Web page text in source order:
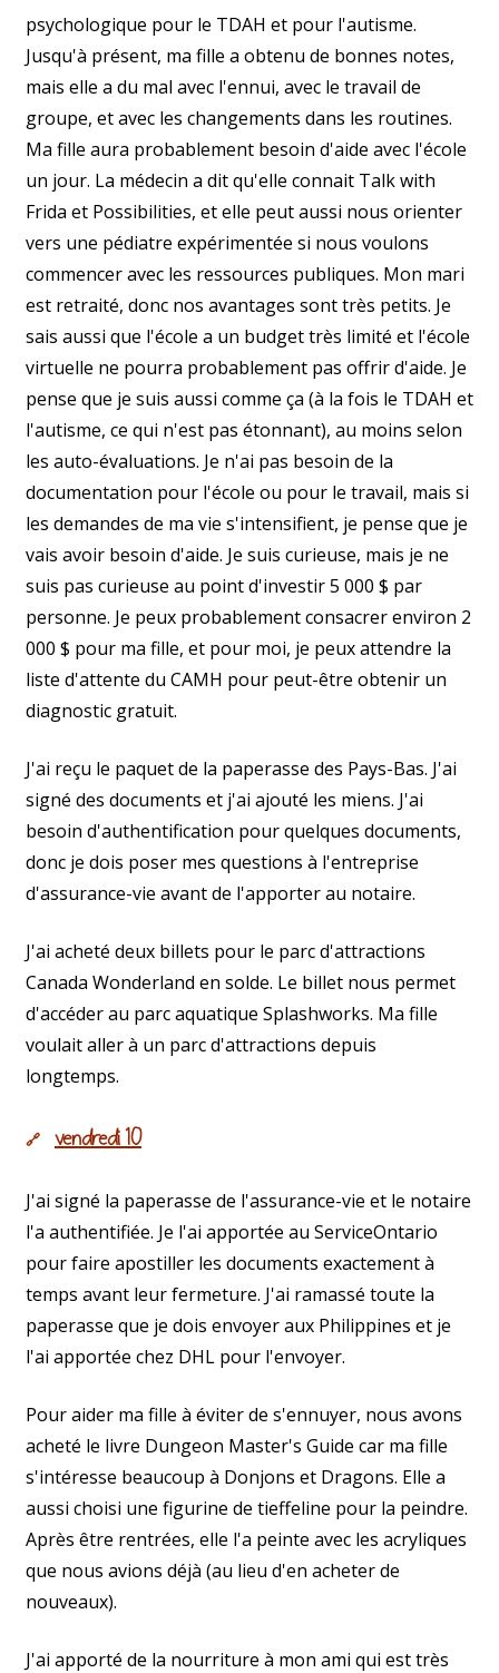
psychologique pour le TDAH et pour l'autisme.
Jusqu'à présent, ma fille a obtenu de bonnes notes,
mais elle a du mal avec l'ennui, avec le travail de
groupe, et avec les changements dans les routines.
Ma fille aura probablement besoin d'aide avec l'école
un jour. La médecin a dit qu'elle connait Talk with
Frida et Possibilities, et elle peut aussi nous orienter
vers une pédiatre expérimentée si nous voulons
commencer avec les ressources publiques. Mon mari
est retraité, donc nos avantages sont très petits. Je
sais aussi que l'école a un budget très limité et l'école
virtuelle ne pourra probablement pas offrir d'aide. Je
pense que je suis aussi comme ça (à la fois le TDAH et
l'autisme, ce qui n'est pas étonnant), au moins selon
les auto-évaluations. Je n'ai pas besoin de la
documentation pour l'école ou pour le travail, mais si
les demandes de ma vie s'intensifient, je pense que je
vais avoir besoin d'aide. Je suis curieuse, mais je ne
suis pas curieuse au point d'investir 5 000 $ par
personne. Je peux probablement consacrer environ 2
000 $ pour ma fille, et pour moi, je peux attendre la
liste d'attente du CAMH pour peut-être obtenir un
diagnostic gratuit.
J'ai reçu le paquet de la paperasse des Pays-Bas. J'ai
signé des documents et j'ai ajouté les miens. J'ai
besoin d'authentification pour quelques documents,
donc je dois poser mes questions à l'entreprise
d'assurance-vie avant de l'apporter au notaire.
J'ai acheté deux billets pour le parc d'attractions
Canada Wonderland en solde. Le billet nous permet
d'accéder au parc aquatique Splashworks. Ma fille
voulait aller à un parc d'attractions depuis
longtemps.
🔗 vendredi 10
J'ai signé la paperasse de l'assurance-vie et le notaire
l'a authentifiée. Je l'ai apportée au ServiceOntario
pour faire apostiller les documents exactement à
temps avant leur fermeture. J'ai ramassé toute la
paperasse que je dois envoyer aux Philippines et je
l'ai apportée chez DHL pour l'envoyer.
Pour aider ma fille à éviter de s'ennuyer, nous avons
acheté le livre Dungeon Master's Guide car ma fille
s'intéresse beaucoup à Donjons et Dragons. Elle a
aussi choisi une figurine de tieffeline pour la peindre.
Après être rentrées, elle l'a peinte avec les acryliques
que nous avions déjà (au lieu d'en acheter de
nouveaux).
J'ai apporté de la nourriture à mon ami qui est très